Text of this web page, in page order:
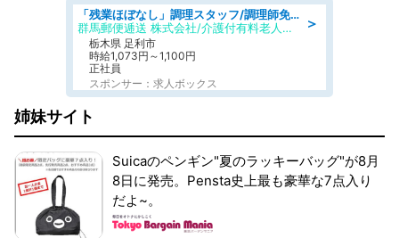
＞
「残業ほぼなし」調理スタッフ/調理師免許必須/正職員/日勤のみ/介護付き有料老人ホーム/社会保障完備
群馬郵便逓送 株式会社/介護付有料老人ホーム ふる里
栃木県 足利市
時給1,073円～1,100円
正社員
スポンサー：求人ボックス
姉妹サイト
Suicaのペンギン"夏のラッキーバッグ"が8月
8日に発売。Pensta史上最も豪華な7点入り
だよ~。